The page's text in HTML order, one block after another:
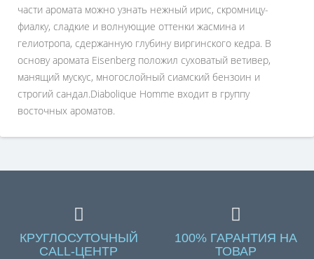
части аромата можно узнать нежный ирис, скромницу-
фиалку, сладкие и волнующие оттенки жасмина и
гелиотропа, сдержанную глубину виргинского кедра. В
основу аромата Eisenberg положил суховатый ветивер,
манящий мускус, многослойный сиамский бензоин и
строгий сандал.Diabolique Homme входит в группу
восточных ароматов.
КРУГЛОСУТОЧНЫЙ
CALL-ЦЕНТР
100% ГАРАНТИЯ НА
ТОВАР